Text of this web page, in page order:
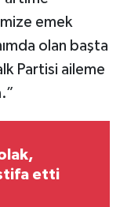
emek
olan başta
Partisi aileme
etti